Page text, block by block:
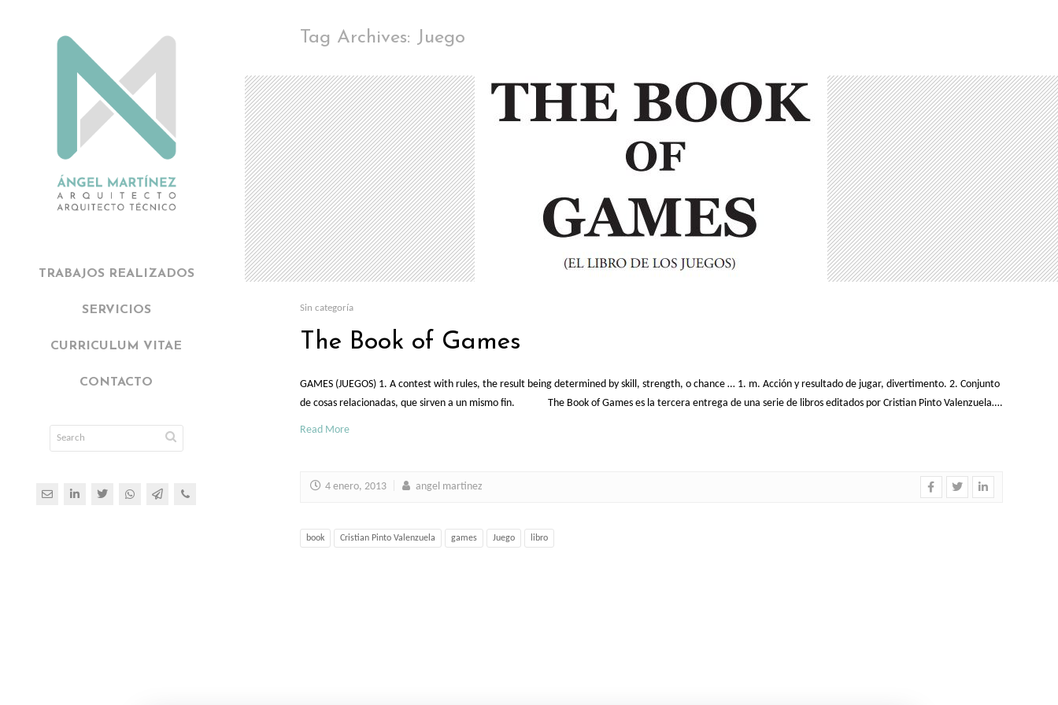
TRABAJOS REALIZADOS
SERVICIOS
CURRICULUM VITAE
CONTACTO
Tag Archives: Juego
Sin categoría
The Book of Games
GAMES (JUEGOS) 1. A contest with rules, the result being determined by skill, strength, o chance … 1. m. Acción y resultado de jugar, divertimento. 2. Conjunto
de cosas relacionadas, que sirven a un mismo fin. The Book of Games es la tercera entrega de una serie de libros editados por Cristian Pinto Valenzuela….
Read More
4 enero, 2013 angel martinez
book Cristian Pinto Valenzuela games Juego libro